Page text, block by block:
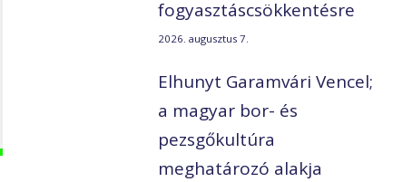
fogyasztáscsökkentésre
2026. augusztus 7.
Elhunyt Garamvári Vencel;
a magyar bor- és
pezsgőkultúra
meghatározó alakja